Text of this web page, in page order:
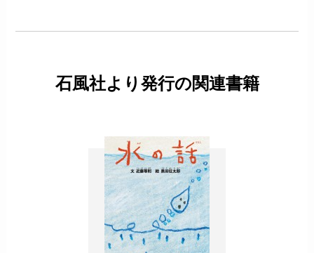
石風社より発行の関連書籍